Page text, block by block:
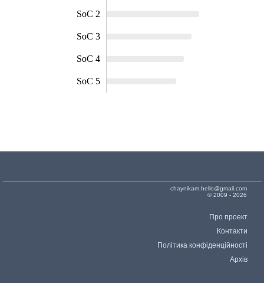
SoC 2
SoC 3
SoC 4
SoC 5
chaynikam.hello@gmail.com
© 2009 - 2026
Про проект
Контакти
Політика конфіденційності
Архів